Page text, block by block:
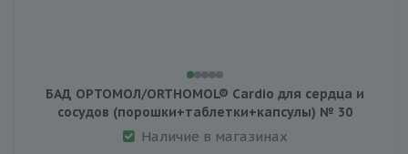
БАД ОРТОМОЛ/ORTHOMOL® Cardio для сердца и
сосудов (порошки+таблетки+капсулы) № 30
Наличие в магазинах